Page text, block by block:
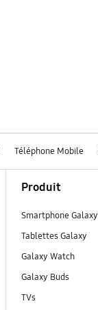
Téléphone Mobile
Produit
Smartphone Galaxy
Tablettes Galaxy
Galaxy Watch
Galaxy Buds
TVs